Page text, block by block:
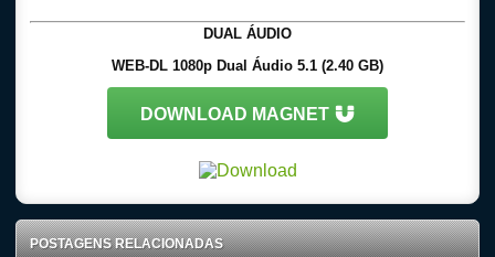
DUAL ÁUDIO
WEB-DL 1080p Dual Áudio 5.1 (2.40 GB)
DOWNLOAD MAGNET
POSTAGENS RELACIONADAS